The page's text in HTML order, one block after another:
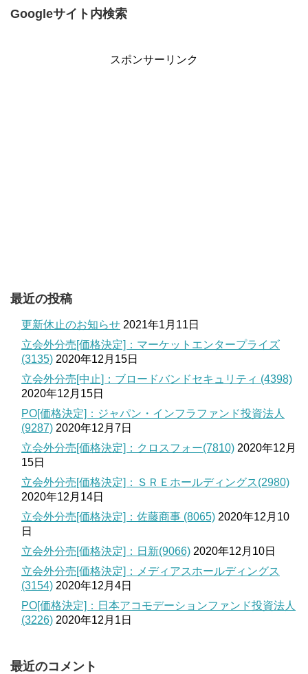
Googleサイト内検索
スポンサーリンク
最近の投稿
更新休止のお知らせ 2021年1月11日
立会外分売[価格決定]：マーケットエンタープライズ
(3135) 2020年12月15日
立会外分売[中止]：ブロードバンドセキュリティ (4398)
2020年12月15日
PO[価格決定]：ジャパン・インフラファンド投資法人
(9287) 2020年12月7日
立会外分売[価格決定]：クロスフォー(7810) 2020年12月
15日
立会外分売[価格決定]：ＳＲＥホールディングス(2980)
2020年12月14日
立会外分売[価格決定]：佐藤商事 (8065) 2020年12月10
日
立会外分売[価格決定]：日新(9066) 2020年12月10日
立会外分売[価格決定]：メディアスホールディングス
(3154) 2020年12月4日
PO[価格決定]：日本アコモデーションファンド投資法人
(3226) 2020年12月1日
最近のコメント